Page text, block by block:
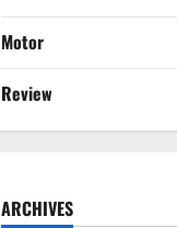
Motor
Review
ARCHIVES